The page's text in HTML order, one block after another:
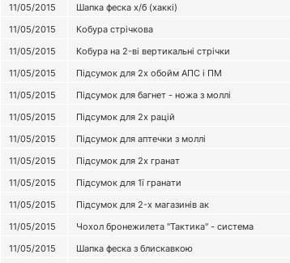
11/05/2015
Шапка феска х/б (хаккі)
11/05/2015
Кобура стрічкова
11/05/2015
Кобура на 2-ві вертикальні стрічки
11/05/2015
Підсумок для 2х обойм АПС і ПМ
11/05/2015
Підсумок для багнет - ножа з моллі
11/05/2015
Підсумок для 2х рацій
11/05/2015
Підсумок для аптечки з моллі
11/05/2015
Підсумок для 2х гранат
11/05/2015
Підсумок для 1ї гранати
11/05/2015
Підсумок для 2-х магазинів ак
11/05/2015
Чохол бронежилета "Тактика" - система
11/05/2015
Шапка феска з блискавкою